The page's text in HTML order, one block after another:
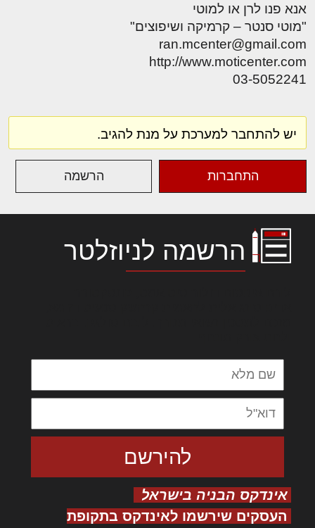
אנא פנו לרן או למוטי
"מוטי סנטר – קרמיקה ושיפוצים"
ran.mcenter@gmail.com
http://www.moticenter.com
03-5052241
יש להתחבר למערכת על מנת להגיב.
התחברות הרשמה
הרשמה לניוזלטר
אינדקס הבניה בישראל
העסקים שירשמו לאינדקס בתקופת